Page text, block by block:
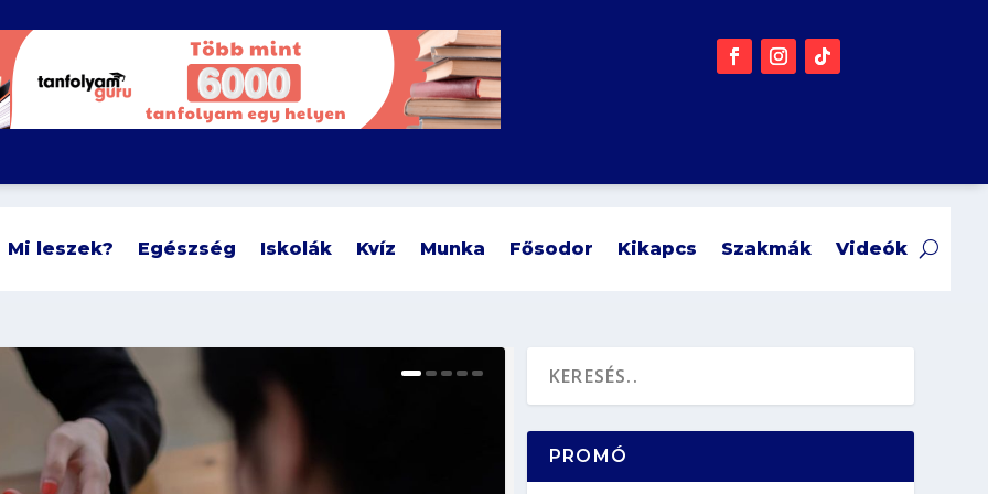
Mi leszek? Egészség Iskolák Kvíz Munka Fősodor Kikapcs Szakmák Videók
PROMÓ